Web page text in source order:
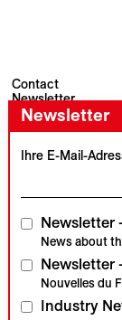
Contact
Newsletter
Archiv
Visions du Réel
Place du Marché 2
CH–1260 Nyon
Institutionelle
Newsletter
Ihre E-Mail-
Newsletter
News about
Newsletter
Nouvelles du
Industry